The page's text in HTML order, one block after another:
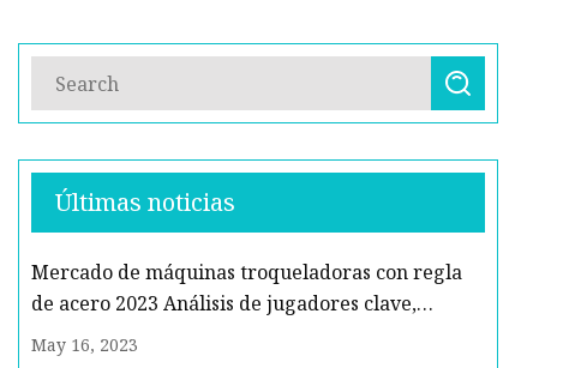
Últimas noticias
Mercado de máquinas troqueladoras con regla
de acero 2023 Análisis de jugadores clave,
tendencias futuras y pronóstico para 2029
May 16, 2023